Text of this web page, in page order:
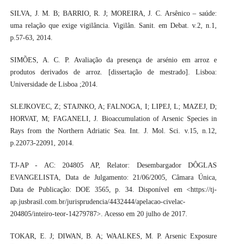
SILVA, J. M. B; BARRIO, R. J; MOREIRA, J. C. Arsênico – saúde:
uma relação que exige vigilância. Vigilân. Sanit. em Debat. v.2, n.1,
p.57-63, 2014.
SIMÕES, A. C. P. Avaliação da presença de arsénio em arroz e
produtos derivados de arroz. [dissertação de mestrado]. Lisboa:
Universidade de Lisboa ;2014.
SLEJKOVEC, Z; STAJNKO, A; FALNOGA, I; LIPEJ, L; MAZEJ, D;
HORVAT, M; FAGANELI, J. Bioaccumulation of Arsenic Species in
Rays from the Northern Adriatic Sea. Int. J. Mol. Sci. v.15, n.12,
p.22073-22091, 2014.
TJ-AP - AC: 204805 AP, Relator: Desembargador DÔGLAS
EVANGELISTA, Data de Julgamento: 21/06/2005, Câmara Única,
Data de Publicação: DOE 3565, p. 34. Disponível em <https://tj-
ap.jusbrasil.com.br/jurisprudencia/4432444/apelacao-civelac-
204805/inteiro-teor-14279787>. Acesso em 20 julho de 2017.
TOKAR, E. J; DIWAN, B. A; WAALKES, M. P. Arsenic Exposure